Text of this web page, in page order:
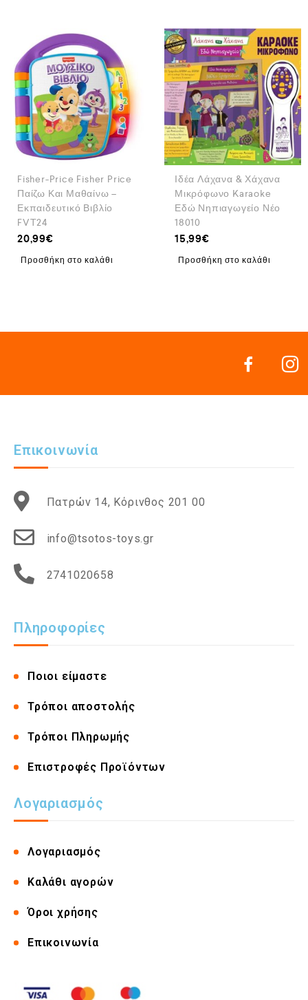
Fisher-Price Fisher Price
Παίζω Και Μαθαίνω –
Εκπαιδευτικό Βιβλίο
FVT24
20,99€
Προσθήκη στο καλάθι
Ιδέα Λάχανα & Χάχανα
Μικρόφωνο Karaoke
Εδώ Νηπιαγωγείο Νέο
18010
15,99€
Προσθήκη στο καλάθι
Επικοινωνία
Πατρών 14, Κόρινθος 201 00
info@tsotos-toys.gr
2741020658
Πληροφορίες
Ποιοι είμαστε
Τρόποι αποστολής
Τρόποι Πληρωμής
Επιστροφές Προϊόντων
Λογαριασμός
Λογαριασμός
Καλάθι αγορών
Όροι χρήσης
Επικοινωνία